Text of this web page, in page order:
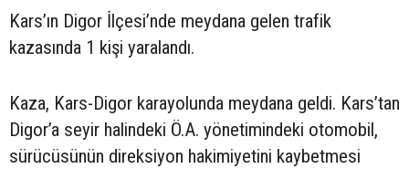
Kars’ın Digor İlçesi’nde meydana gelen trafik
kazasında 1 kişi yaralandı.
Kaza, Kars-Digor karayolunda meydana geldi. Kars’tan
Digor’a seyir halindeki Ö.A. yönetimindeki otomobil,
sürücüsünün direksiyon hakimiyetini kaybetmesi